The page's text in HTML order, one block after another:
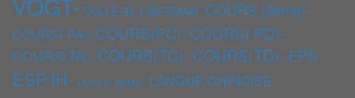
COLLÈGE LIBERMAN- COURS (3ème)-
COURS( PA)- COURS(PC)-COURS( PD)-
COURS(TA)- COURS(TC)- COURS(TD)- EPS-
ESF/IH- LANGUE ARABE- LANGUE CHINOISE-